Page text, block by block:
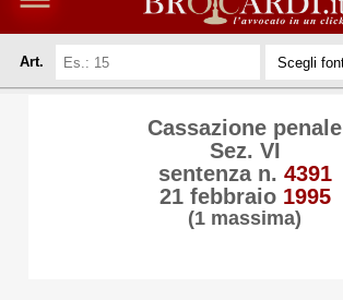
Art.
Cassazione penale
Sez. VI
sentenza n. 4391
21 febbraio 1995
(1 massima)